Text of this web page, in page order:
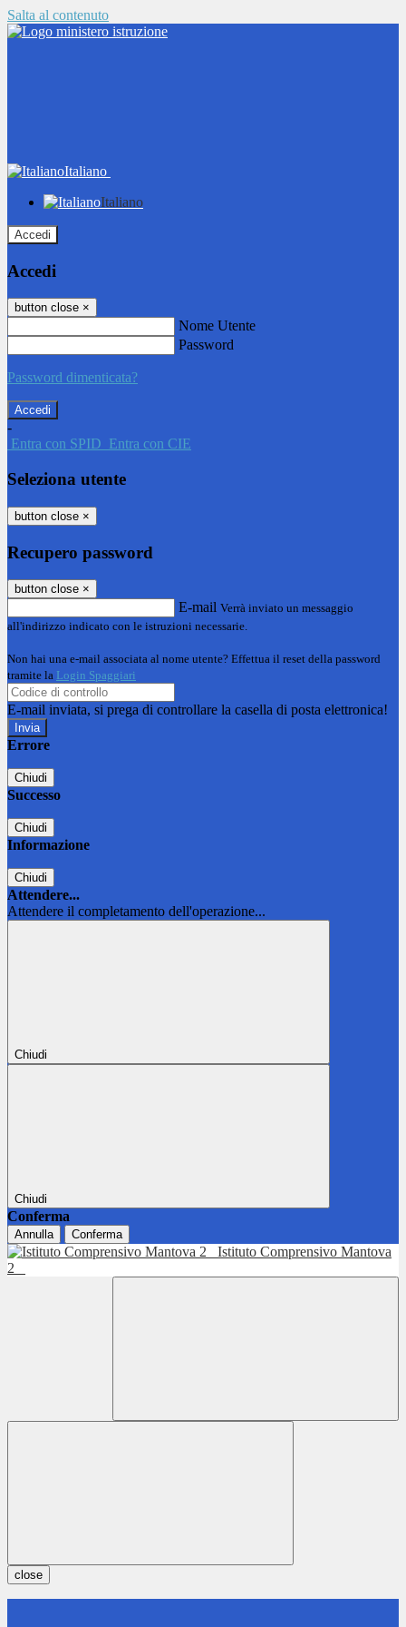
Salta al contenuto
Italiano
Italiano
Accedi
Accedi
button close ×
Nome Utente
Password
Password dimenticata?
-
Entra con SPID Entra con CIE
Seleziona utente
button close ×
Recupero password
button close ×
E-mail Verrà inviato un messaggio
all'indirizzo indicato con le istruzioni necessarie.
Non hai una e-mail associata al nome utente? Effettua il reset della password
tramite la Login Spaggiari
E-mail inviata, si prega di controllare la casella di posta elettronica!
Errore
Chiudi
Successo
Chiudi
Informazione
Chiudi
Attendere...
Attendere il completamento dell'operazione...
Chiudi
Chiudi
Conferma
Annulla Conferma
Istituto Comprensivo Mantova
2
close